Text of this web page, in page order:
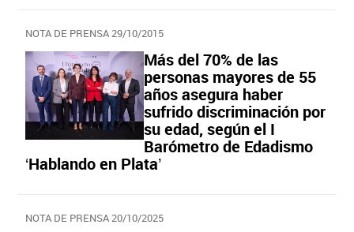
NOTA DE PRENSA 29/10/2015
Más del 70% de las
personas mayores de 55
años asegura haber
sufrido discriminación por
su edad, según el I
Barómetro de Edadismo
‘Hablando en Plata’
NOTA DE PRENSA 20/10/2025